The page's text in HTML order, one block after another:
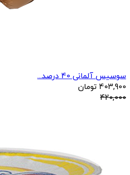
سوسیس آلمانی 40 درصد...
403,900 تومان
420,000